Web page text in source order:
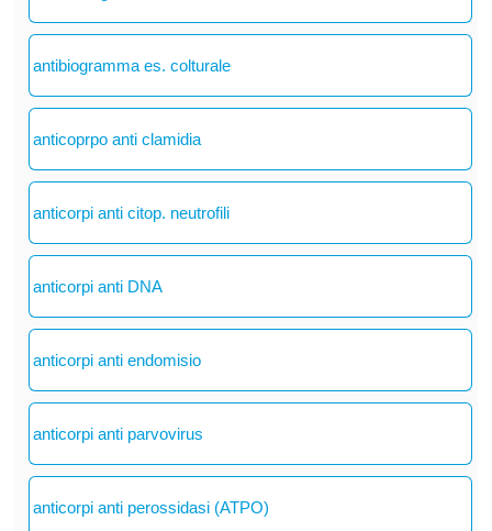
antibiogramma es. colturale
anticoprpo anti clamidia
anticorpi anti citop. neutrofili
anticorpi anti DNA
anticorpi anti endomisio
anticorpi anti parvovirus
anticorpi anti perossidasi (ATPO)